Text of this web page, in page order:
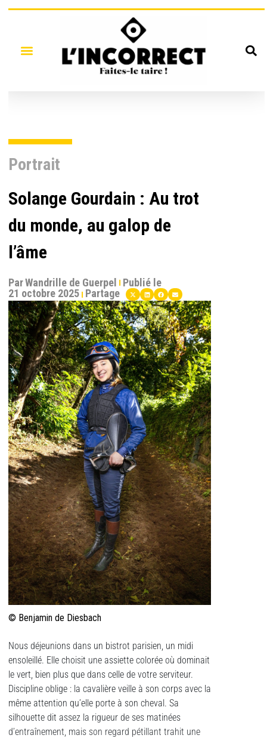
Portrait
Solange Gourdain : Au trot
du monde, au galop de
l’âme
ParWandrille de Guerpel
Publié le
21 octobre 2025 Partage
© Benjamin de Diesbach
Nous déjeunions dans un bistrot parisien, un midi
ensoleillé. Elle choisit une assiette colorée où dominait
le vert, bien plus que dans celle de votre serviteur.
Discipline oblige : la cavalière veille à son corps avec la
même attention qu’elle porte à son cheval. Sa
silhouette dit assez la rigueur de ses matinées
d’entraînement, mais son regard pétillant trahit une